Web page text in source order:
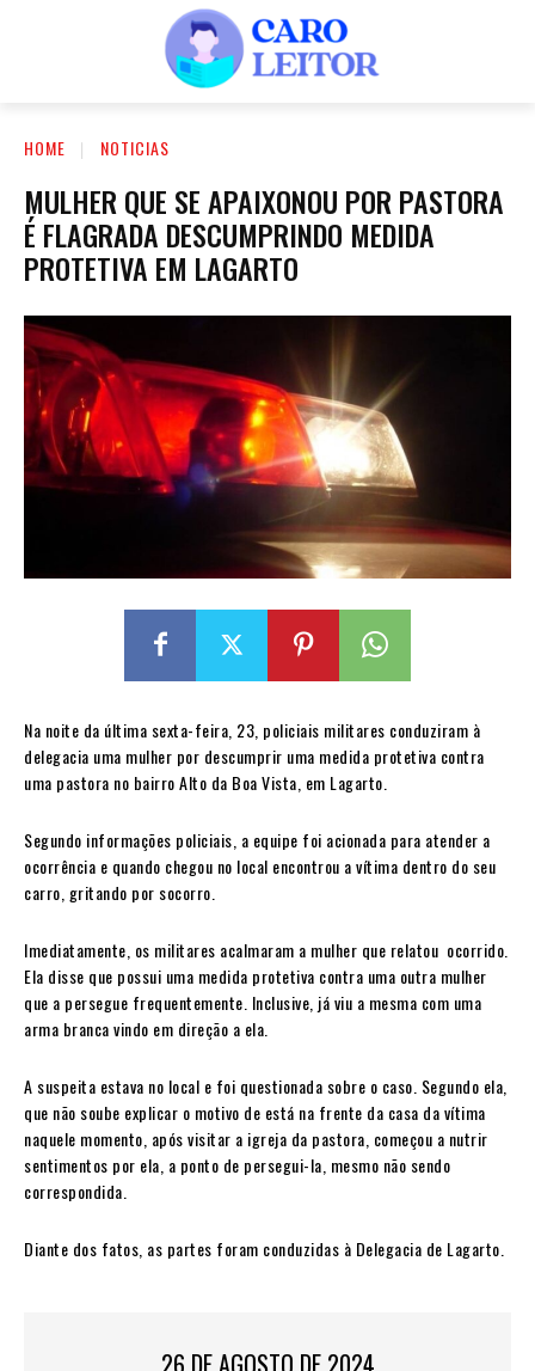
HOME NOTICIAS
MULHER QUE SE APAIXONOU POR PASTORA
É FLAGRADA DESCUMPRINDO MEDIDA
PROTETIVA EM LAGARTO
Na noite da última sexta-feira, 23, policiais militares conduziram à
delegacia uma mulher por descumprir uma medida protetiva contra
uma pastora no bairro Alto da Boa Vista, em Lagarto.
Segundo informações policiais, a equipe foi acionada para atender a
ocorrência e quando chegou no local encontrou a vítima dentro do seu
carro, gritando por socorro.
Imediatamente, os militares acalmaram a mulher que relatou ocorrido.
Ela disse que possui uma medida protetiva contra uma outra mulher
que a persegue frequentemente. Inclusive, já viu a mesma com uma
arma branca vindo em direção a ela.
A suspeita estava no local e foi questionada sobre o caso. Segundo ela,
que não soube explicar o motivo de está na frente da casa da vítima
naquele momento, após visitar a igreja da pastora, começou a nutrir
sentimentos por ela, a ponto de persegui-la, mesmo não sendo
correspondida.
Diante dos fatos, as partes foram conduzidas à Delegacia de Lagarto.
26 DE AGOSTO DE 2024